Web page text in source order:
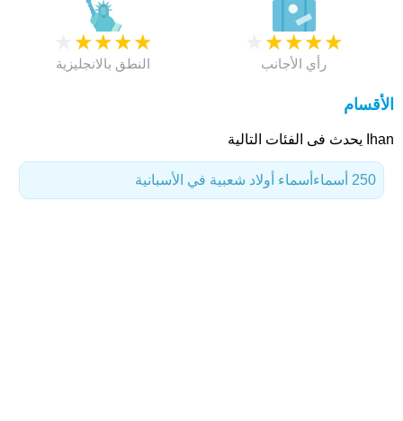
★
★
★
★
النطق بالانجليزية
★
★
★
★
رأي الأجانب
الأقسام
Ihan يحدث فى الفئات التالية
أسماء أولاد شعبية في الأسبانية 250 أسماء